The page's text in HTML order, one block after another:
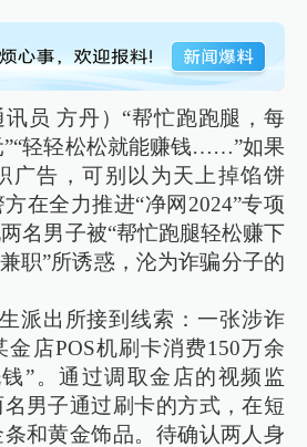
员 方丹）“帮忙跑跑腿，每
轻轻松松就能赚钱……”如果
广告，可别以为天上掉馅饼
在全力推进“净网2024”专项
名男子被“帮忙跑腿轻松赚下
职”所诱惑，沦为诈骗分子的
派出所接到线索：一张涉诈
店POS机刷卡消费150万余
”。通过调取金店的视频监
男子通过刷卡的方式，在短
和黄金饰品。待确认两人身